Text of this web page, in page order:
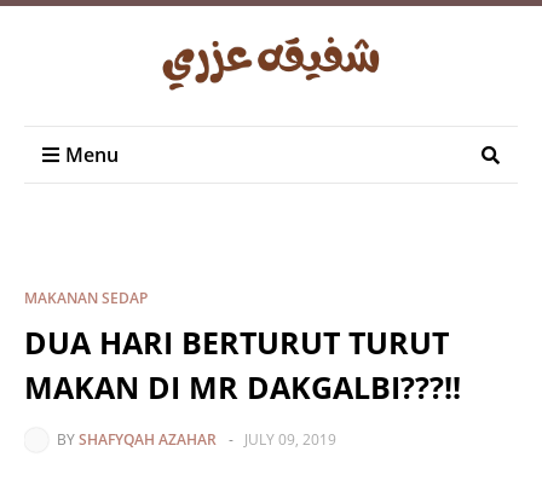
Menu
MAKANAN SEDAP
DUA HARI BERTURUT TURUT
MAKAN DI MR DAKGALBI???!!
BYSHAFYQAH AZAHAR - JULY 09, 2019